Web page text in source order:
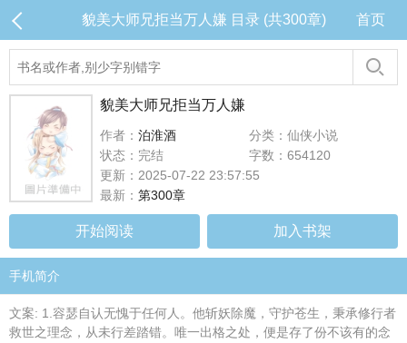
貌美大师兄拒当万人嫌 目录 (共300章) 首页
貌美大师兄拒当万人嫌
作者： 泊淮酒
分类：仙侠小说
状态：完结
字数：654120
更新：2025-07-22 23:57:55
最新： 第300章
开始阅读 加入书架
手机简介
文案: 1.容瑟自认无愧于任何人。他斩妖除魔，守护苍生，秉承修行者
救世之理念，从未行差踏错。唯一出格之处，便是存了份不该有的念